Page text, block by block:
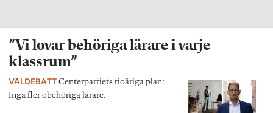
”Vi lovar behöriga lärare i varje
klassrum”
VALDEBATT Centerpartiets tioåriga plan:
Inga fler obehöriga lärare.